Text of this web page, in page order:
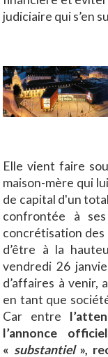
judiciaire qui s’en
Elle vient faire
maison-mère qui
de capital d'un
confrontée à
concrétisation des
d’être à la
vendredi 26
d’affaires à venir,
en tant que
Car entre
l’annonce
« substantiel »,